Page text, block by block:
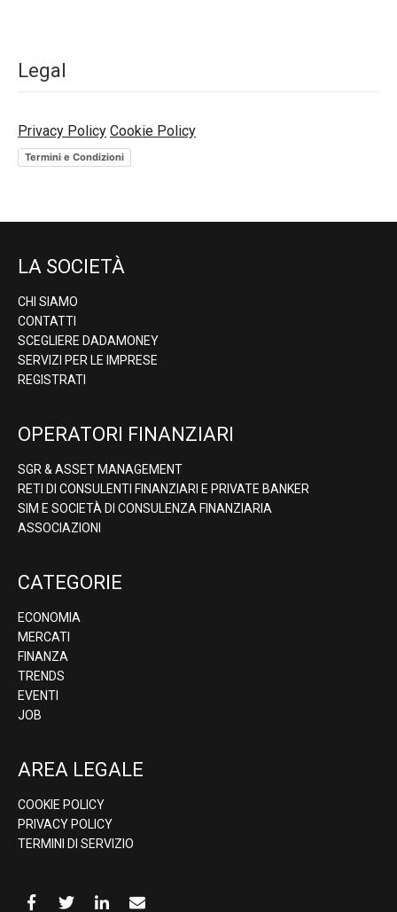
Legal
Privacy Policy Cookie Policy
Termini e Condizioni
LA SOCIETÀ
CHI SIAMO
CONTATTI
SCEGLIERE DADAMONEY
SERVIZI PER LE IMPRESE
REGISTRATI
OPERATORI FINANZIARI
SGR & ASSET MANAGEMENT
RETI DI CONSULENTI FINANZIARI E PRIVATE BANKER
SIM E SOCIETÀ DI CONSULENZA FINANZIARIA
ASSOCIAZIONI
CATEGORIE
ECONOMIA
MERCATI
FINANZA
TRENDS
EVENTI
JOB
AREA LEGALE
COOKIE POLICY
PRIVACY POLICY
TERMINI DI SERVIZIO